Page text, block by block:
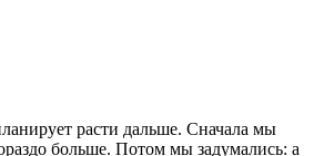
расти дальше. Сначала мы
больше. Потом мы задумались: а